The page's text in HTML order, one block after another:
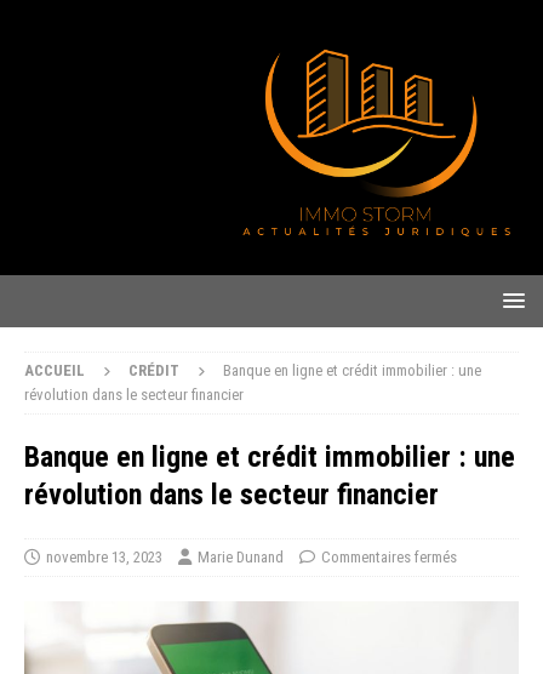
ACCUEIL CRÉDIT
Banque en ligne et crédit immobilier : une
révolution dans le secteur financier
Banque en ligne et crédit immobilier : une
révolution dans le secteur financier
novembre 13, 2023 Marie Dunand Commentaires fermés